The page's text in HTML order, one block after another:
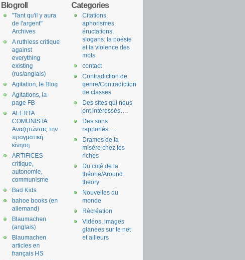
Categories
Citations,
aphorismes,
éructations,
slogans: la poésie
et la violence des
mots
contact
Contradiction de
genre/Contradiction
de classes
Des sites qui nous
ont intéressés….
Des sons
rapportés….
Drames de la
misère chez les
riches
Du coté de la
théorie/Around
theory
Nouvelles du
monde
Récréation
Vidéos, images
glanées sur le net
et ailleurs
Blogroll
"Tant qu'il y aura
de l'argent"
Archives
A ruthless critique
against
everything
existing
(rus/anglais)
Agitation, le Blog
Agitations, la
page FB
ALERTA
COMUNISTA
Αναζητώντας την
πραγματική
κίνηση
ARTIFICES
critique,
autonomie,
communisme
Bad Kids
bahoe books (en
allemand)
Blaumachen
(anglais)
Blaumachen
articles en
français HS